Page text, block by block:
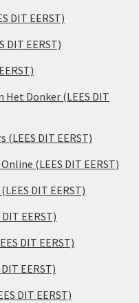
DIT EERST)
DIT EERST)
Donker (LEES DIT
DIT EERST)
(LEES DIT EERST)
DIT EERST)
EERST)
DIT EERST)
EERST)
DIT EERST)